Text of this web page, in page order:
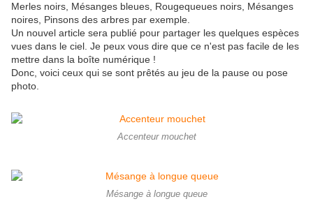
Merles noirs, Mésanges bleues, Rougequeues noirs, Mésanges
noires, Pinsons des arbres par exemple.
Un nouvel article sera publié pour partager les quelques espèces
vues dans le ciel. Je peux vous dire que ce n'est pas facile de les
mettre dans la boîte numérique !
Donc, voici ceux qui se sont prêtés au jeu de la pause ou pose
photo.
Accenteur mouchet
Mésange à longue queue